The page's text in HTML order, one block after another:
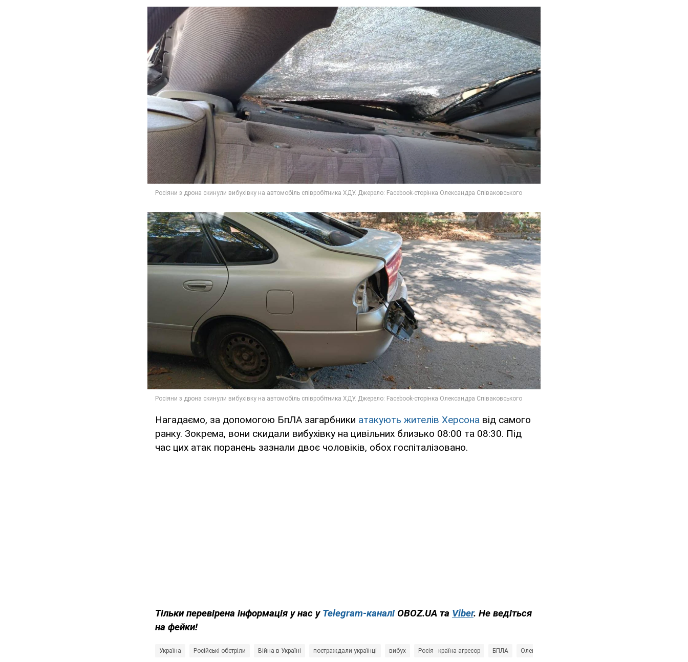
Нагадаємо, за допомогою БпЛА загарбники атакують жителів Херсона від самого
ранку. Зокрема, вони скидали вибухівку на цивільних близько 08:00 та 08:30. Під
час цих атак поранень зазнали двоє чоловіків, обох госпіталізовано.
Тільки перевірена інформація у нас у Telegram-каналі OBOZ.UA та Viber. Не ведіться
на фейки!
Україна Російські обстріли Війна в Україні постраждали українці вибух Росія - країна-агресор БПЛА Олександр Співаковський